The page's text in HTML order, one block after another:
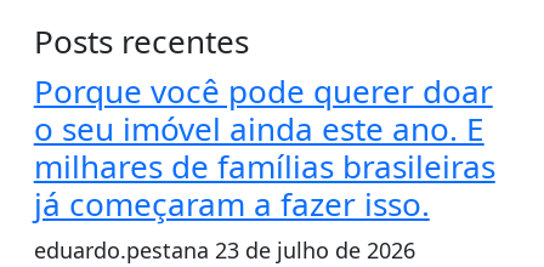
Posts recentes
Porque você pode querer doar
o seu imóvel ainda este ano. E
milhares de famílias brasileiras
já começaram a fazer isso.
eduardo.pestana 23 de julho de 2026